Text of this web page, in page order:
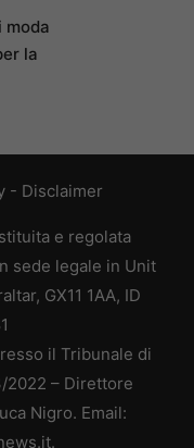
moda
la
- Disclaimer
e regolata
sede legale in Unit
GX11 1AA, ID
il Tribunale di
2022 – Direttore
Nigro. Email: